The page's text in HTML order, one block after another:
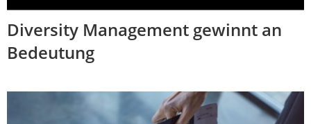
Diversity Management gewinnt an
Bedeutung